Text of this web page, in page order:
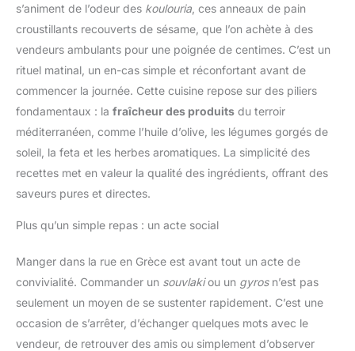
s’animent de l’odeur des koulouria , ces anneaux de pain
croustillants recouverts de sésame, que l’on achète à des
vendeurs ambulants pour une poignée de centimes. C’est un
rituel matinal, un en-cas simple et réconfortant avant de
commencer la journée. Cette cuisine repose sur des piliers
fondamentaux : la fraîcheur des produits du terroir
méditerranéen, comme l’huile d’olive, les légumes gorgés de
soleil, la feta et les herbes aromatiques. La simplicité des
recettes met en valeur la qualité des ingrédients, offrant des
saveurs pures et directes.
Plus qu’un simple repas : un acte social
Manger dans la rue en Grèce est avant tout un acte de
convivialité. Commander un souvlakiou un gyrosn’est pas
seulement un moyen de se sustenter rapidement. C’est une
occasion de s’arrêter, d’échanger quelques mots avec le
vendeur, de retrouver des amis ou simplement d’observer